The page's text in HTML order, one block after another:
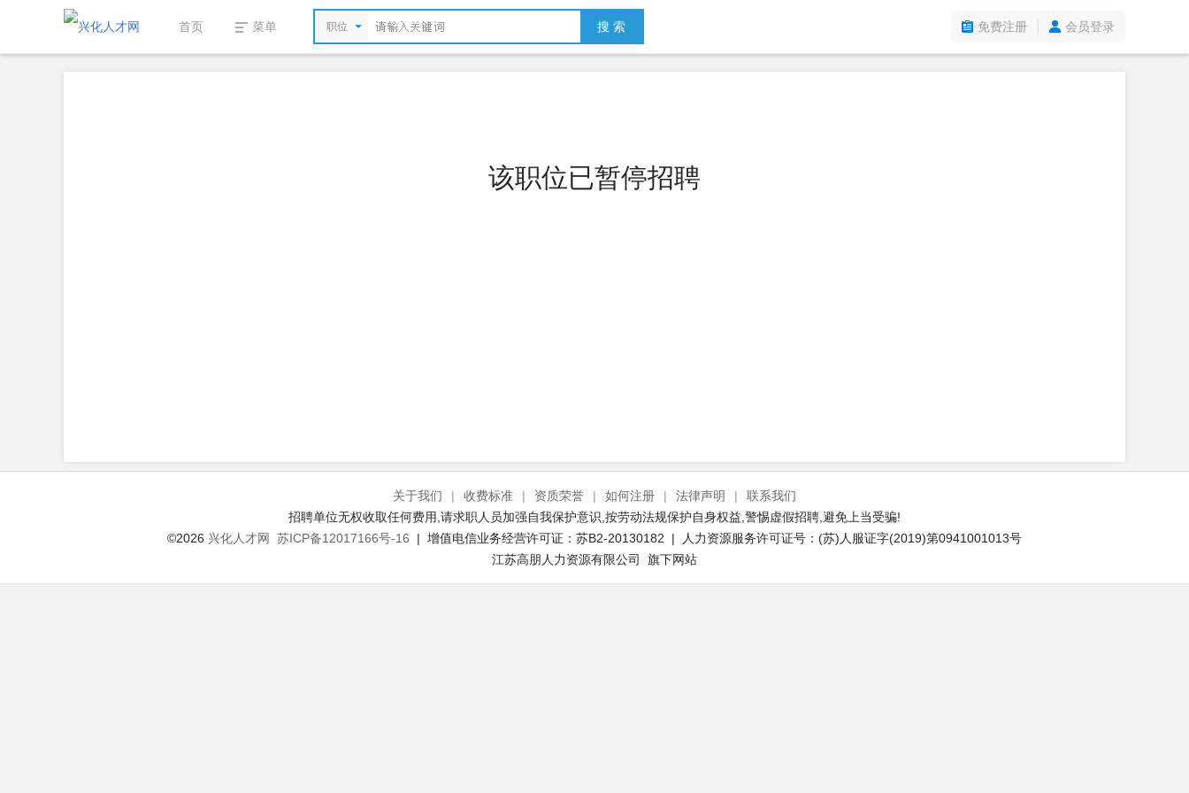
首页 菜单 职位 搜 索 免费注册 会员登录
该职位已暂停招聘
关于我们 | 收费标准 | 资质荣誉 | 如何注册 | 法律声明 |
联系我们
招聘单位无权收取任何费用,请求职人员加强自我保护意识,按劳动法规保护自身权益,警惕虚假招聘,避免上当受骗!
©2026 兴化人才网 苏ICP备12017166号-16 | 增值电信业务经营许可证：苏B2-20130182 | 人力资源服务许可证号：(苏)人服证字(2019)第0941001013号
江苏高朋人力资源有限公司 旗下网站